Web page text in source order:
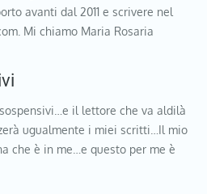
avanti dal 2011 e scrivere nel
Mi chiamo Maria Rosaria
il lettore che va aldilà
ugualmente i miei scritti…Il mio
che è in me…e questo per me è